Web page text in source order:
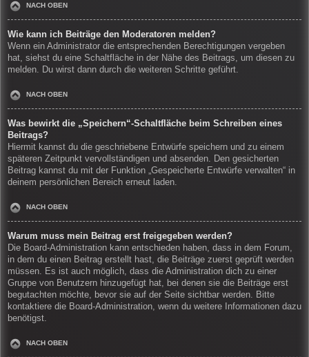
NACH OBEN
Wie kann ich Beiträge den Moderatoren melden?
Wenn ein Administrator die entsprechenden Berechtigungen vergeben
hat, siehst du eine Schaltfläche in der Nähe des Beitrags, um diesen zu
melden. Du wirst dann durch die weiteren Schritte geführt.
NACH OBEN
Was bewirkt die „Speichern“-Schaltfläche beim Schreiben eines
Beitrags?
Hiermit kannst du die geschriebene Entwürfe speichern und zu einem
späteren Zeitpunkt vervollständigen und absenden. Den gesicherten
Beitrag kannst du mit der Funktion „Gespeicherte Entwürfe verwalten“ in
deinem persönlichen Bereich erneut laden.
NACH OBEN
Warum muss mein Beitrag erst freigegeben werden?
Die Board-Administration kann entschieden haben, dass in dem Forum,
in dem du einen Beitrag erstellt hast, die Beiträge zuerst geprüft werden
müssen. Es ist auch möglich, dass die Administration dich zu einer
Gruppe von Benutzern hinzugefügt hat, bei denen sie die Beiträge erst
begutachten möchte, bevor sie auf der Seite sichtbar werden. Bitte
kontaktiere die Board-Administration, wenn du weitere Informationen dazu
benötigst.
NACH OBEN